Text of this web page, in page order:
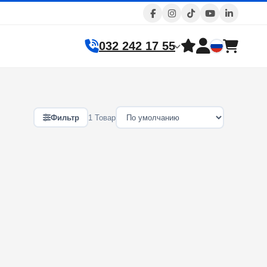
032 242 17 55
Фильтр 1 Товар